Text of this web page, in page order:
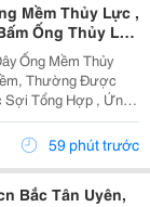
Mềm Thủy Lực ,
Ống Thủy Lực
Koman , Bấm
Thủy Lực 1Sn ,
Ống Thủy Lực
Thường Được
Sợi Tổng Hợp , Ứng
Lực Trong Hệ
Rất Cần Thiết Để
59 phút trước
Bắc Tân Uyên,